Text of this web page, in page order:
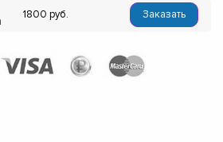
1800 Заказать